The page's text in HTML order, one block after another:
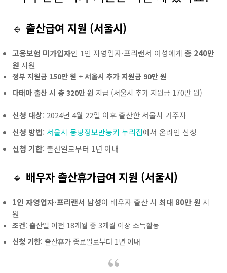
🔹 출산급여 지원 (서울시)
고용보험 미가입자인 1인 자영업자·프리랜서 여성에게 총 240만
원 지원
정부 지원금 150만 원 + 서울시 추가 지원금 90만 원
다태아 출산 시 총 320만 원 지급 (서울시 추가 지원금 170만 원)
신청 대상: 2024년 4월 22일 이후 출산한 서울시 거주자
신청 방법: 서울시 몽땅정보만능키 누리집에서 온라인 신청
신청 기한: 출산일로부터 1년 이내
🔹 배우자 출산휴가급여 지원 (서울시)
1인 자영업자·프리랜서 남성이 배우자 출산 시 최대 80만 원 지
원
조건: 출산일 이전 18개월 중 3개월 이상 소득활동
신청 기한: 출산휴가 종료일로부터 1년 이내